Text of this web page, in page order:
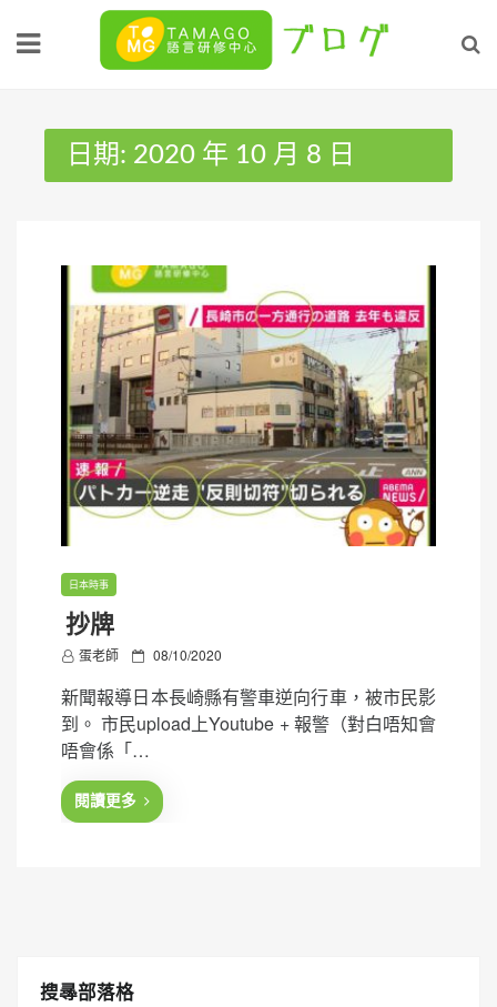
日期: 2020 年 10 月 8 日
日本時事
抄牌
蛋老師
P
s
t
e
d
08/10/2020
新聞報導日本長崎縣有警車逆向行車，被市民影
到。 市民upload上Youtube + 報警（對白唔知會
唔會係「…
閱讀更多
搜㝷部落格